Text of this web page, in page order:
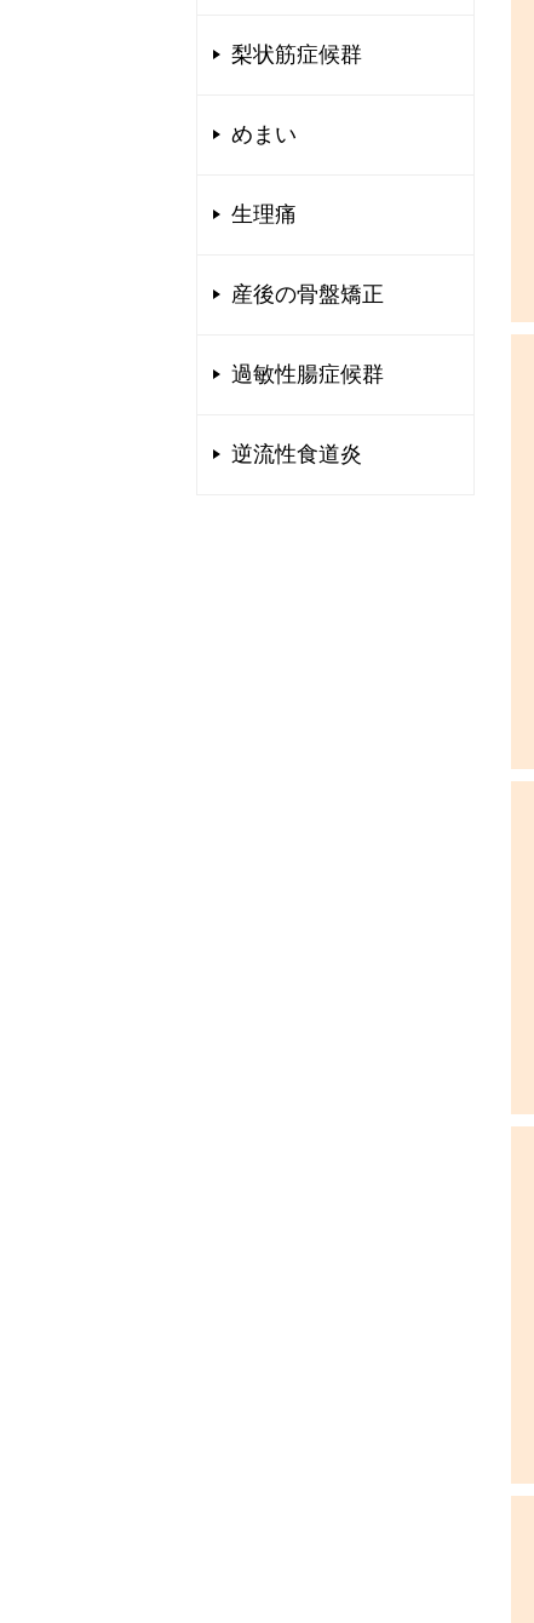
梨状筋症候群
めまい
生理痛
産後の骨盤矯正
過敏性腸症候群
逆流性食道炎